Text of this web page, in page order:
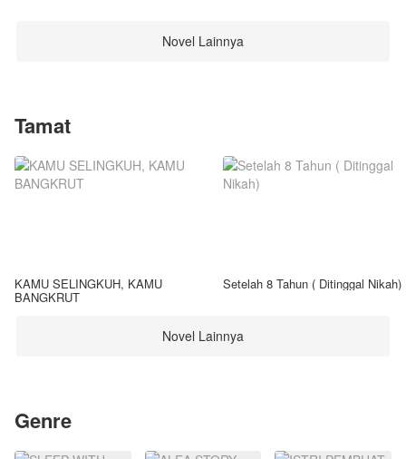
Novel Lainnya
Tamat
KAMU SELINGKUH, KAMU
BANGKRUT
Setelah 8 Tahun ( Ditinggal Nikah)
Novel Lainnya
Genre